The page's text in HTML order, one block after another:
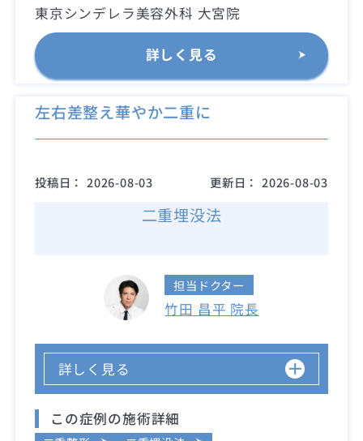
東京シンデレラ美容外科 大宮院
詳しく見る
左右差整え華やか二重に
投稿日： 2026-08-03 更新日： 2026-08-03
二重埋没法
担当ドクター
竹田 昌平 院長
詳しく見る
この症例の施術詳細